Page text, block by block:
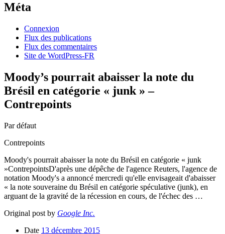
Méta
Connexion
Flux des publications
Flux des commentaires
Site de WordPress-FR
Moody’s pourrait abaisser la note du
Brésil en catégorie « junk » –
Contrepoints
Par défaut
Contrepoints
Moody's pourrait abaisser la note du Brésil en catégorie « junk
»ContrepointsD'après une dépêche de l'agence Reuters, l'agence de
notation Moody's a annoncé mercredi qu'elle envisageait d'abaisser
« la note souveraine du Brésil en catégorie spéculative (junk), en
arguant de la gravité de la récession en cours, de l'échec des …
Original post by Google Inc.
Date 13 décembre 2015